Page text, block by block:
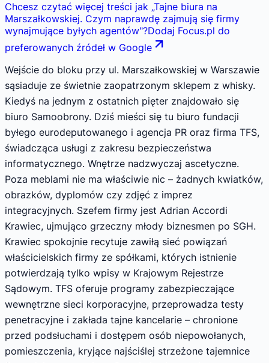
Chcesz czytać więcej treści jak „Tajne biura na
Marszałkowskiej. Czym naprawdę zajmują się firmy
wynajmujące byłych agentów"?Dodaj Focus.pl do
preferowanych źródeł w Google
Wejście do bloku przy ul. Marszałkowskiej w Warszawie
sąsiaduje ze świetnie zaopatrzonym sklepem z whisky.
Kiedyś na jednym z ostatnich pięter znajdowało się
biuro Samoobrony. Dziś mieści się tu biuro fundacji
byłego eurodeputowanego i agencja PR oraz firma TFS,
świadcząca usługi z zakresu bezpieczeństwa
informatycznego. Wnętrze nadzwyczaj ascetyczne.
Poza meblami nie ma właściwie nic – żadnych kwiatków,
obrazków, dyplomów czy zdjęć z imprez
integracyjnych. Szefem firmy jest Adrian Accordi
Krawiec, ujmująco grzeczny młody biznesmen po SGH.
Krawiec spokojnie recytuje zawiłą sieć powiązań
właścicielskich firmy ze spółkami, których istnienie
potwierdzają tylko wpisy w Krajowym Rejestrze
Sądowym. TFS oferuje programy zabezpieczające
wewnętrzne sieci korporacyjne, przeprowadza testy
penetracyjne i zakłada tajne kancelarie – chronione
przed podsłuchami i dostępem osób niepowołanych,
pomieszczenia, kryjące najściślej strzeżone tajemnice